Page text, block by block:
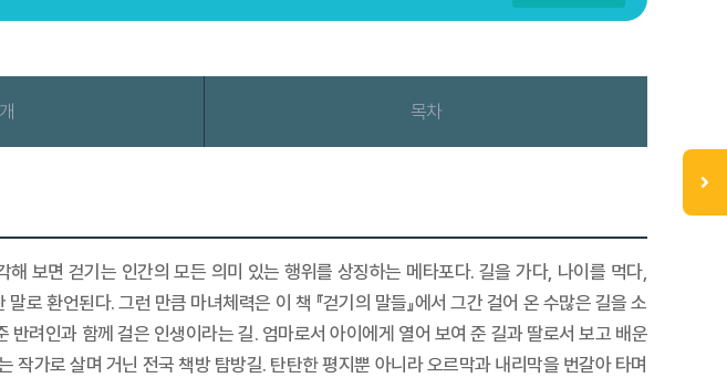
목차
보면 걷기는 인간의 모든 의미 있는 행위를 상징하는 메타포다. 길을 가다, 나이를 먹다,
로 환언된다. 그런 만큼 마녀체력은 이 책 『걷기의 말들』에서 그간 걸어 온 수많은 길을 소
려인과 함께 걸은 인생이라는 길. 엄마로서 아이에게 열어 보여 준 길과 딸로서 보고 배운
가로 살며 거닌 전국 책방 탐방길. 탄탄한 평지뿐 아니라 오르막과 내리막을 번갈아 타며